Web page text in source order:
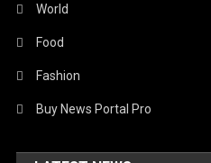
World
Food
Fashion
Buy News Portal Pro